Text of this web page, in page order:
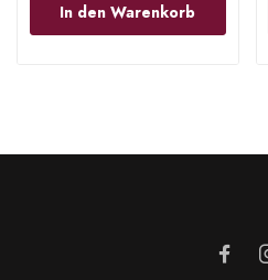
In den Warenkorb